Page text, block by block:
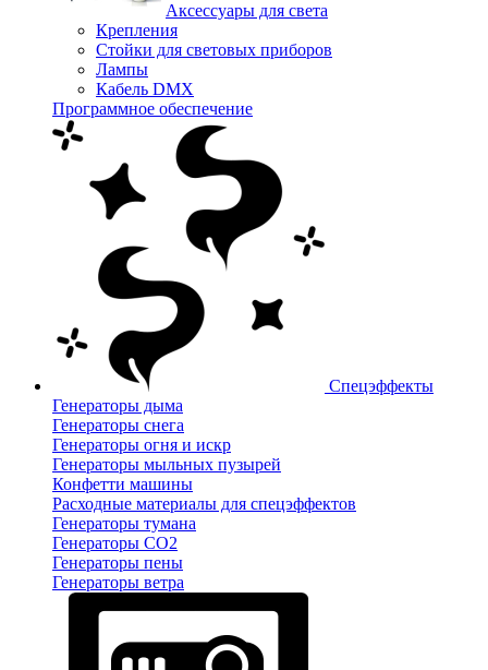
Аксессуары для света
Крепления
Стойки для световых приборов
Лампы
Кабель DMX
Программное обеспечение
Спецэффекты
Генераторы дыма
Генераторы снега
Генераторы огня и искр
Генераторы мыльных пузырей
Конфетти машины
Расходные материалы для спецэффектов
Генераторы тумана
Генераторы CO2
Генераторы пены
Генераторы ветра